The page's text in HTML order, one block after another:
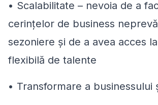
• Scalabilitate – nevoia de a
cerințelor de business
sezoniere și de a avea acces
flexibilă de talente
• Transformare a businessului